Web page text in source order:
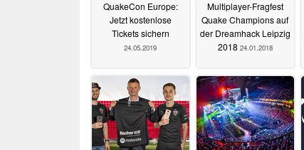
QuakeCon Europe:
Jetzt kostenlose
Tickets sichern
24.05.2019
Multiplayer-Fragfest
Quake Champions auf
der Dreamhack Leipzig
2018 24.01.2018